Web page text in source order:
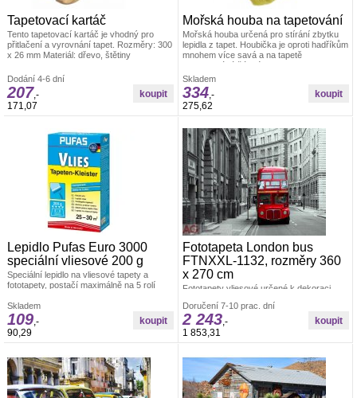
Tapetovací kartáč
Tento tapetovací kartáč je vhodný pro
přitlačení a vyrovnání tapet. Rozměry: 300
x 26 mm Materiál: dřevo, štětiny
Dodání 4-6 dní
207,-
171,07
Mořská houba na tapetování
Mořská houba určená pro stírání zbytku
lepidla z tapet. Houbička je oproti hadříkům
mnohem více savá a na tapetě
14 cm
Skladem
334,-
275,62
Lepidlo Pufas Euro 3000
speciální vliesové 200 g
Speciální lepidlo na vliesové tapety a
fototapety, postačí maximálně na 5 rolí
Skladem
109,-
90,29
Fototapeta London bus
FTNXXL-1132, rozměry 360
x 270 cm
Fototapety vliesové určené k dekoraci
Rozměr: š.360 x v.270 cm. Jednoduché
lepení fototapety ve čtyřech pruzích.
Lepidlo je součástí balení. Lepidlem se
natírá pouze zeď.
Doručení 7-10 prac. dní
2 243,-
1 853,31